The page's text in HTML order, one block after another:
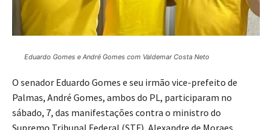
Eduardo Gomes e André Gomes com Valdemar Costa Neto
O senador Eduardo Gomes e seu irmão vice-prefeito de
Palmas, André Gomes, ambos do PL, participaram no
sábado, 7, das manifestações contra o ministro do
Supremo Tribunal Federal (STF), Alexandre de Moraes.